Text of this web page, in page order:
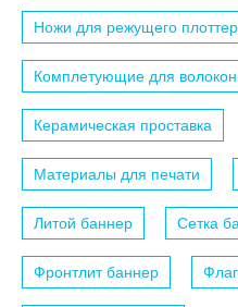
Ножи для режущего
Комплетующие для
Керамическая проставка
Материалы для печати
Литой баннер Сетка
Фронтлит баннер